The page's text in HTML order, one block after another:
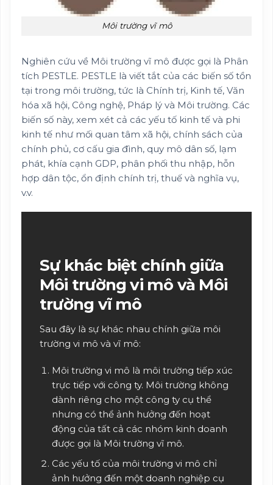
Môi trường vĩ mô
Nghiên cứu về Môi trường vĩ mô được gọi là Phân
tích PESTLE. PESTLE là viết tắt của các biến số tồn
tại trong môi trường, tức là Chính trị, Kinh tế, Văn
hóa xã hội, Công nghệ, Pháp lý và Môi trường. Các
biến số này, xem xét cả các yếu tố kinh tế và phi
kinh tế như mối quan tâm xã hội, chính sách của
chính phủ, cơ cấu gia đình, quy mô dân số, lạm
phát, khía cạnh GDP, phân phối thu nhập, hỗn
hợp dân tộc, ổn định chính trị, thuế và nghĩa vụ,
v.v.
Sự khác biệt chính giữa
Môi trường vi mô và Môi
trường vĩ mô
Sau đây là sự khác nhau chính giữa môi
trường vi mô và vĩ mô:
Môi trường vi mô là môi trường tiếp xúc
trực tiếp với công ty. Môi trường không
dành riêng cho một công ty cụ thể
nhưng có thể ảnh hưởng đến hoạt
động của tất cả các nhóm kinh doanh
được gọi là Môi trường vĩ mô.
Các yếu tố của môi trường vi mô chỉ
ảnh hưởng đến một doanh nghiệp cụ